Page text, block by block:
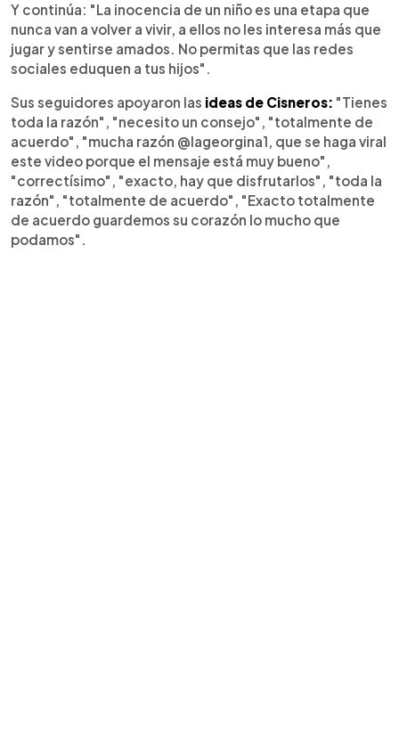
Y continúa: "La inocencia de un niño es una etapa que
nunca van a volver a vivir, a ellos no les interesa más que
jugar y sentirse amados. No permitas que las redes
sociales eduquen a tus hijos".
Sus seguidores apoyaron las ideas de Cisneros: "Tienes
toda la razón", "necesito un consejo", "totalmente de
acuerdo", "mucha razón @lageorgina1, que se haga viral
este video porque el mensaje está muy bueno",
"correctísimo", "exacto, hay que disfrutarlos", "toda la
razón", "totalmente de acuerdo", "Exacto totalmente
de acuerdo guardemos su corazón lo mucho que
podamos".